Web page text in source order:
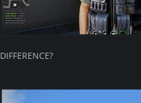
DIFFERENCE?